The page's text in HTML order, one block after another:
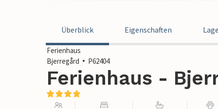
Überblick Eigenschaften Lage
Ferienhaus
Bjerregård
P62404
Ferienhaus -